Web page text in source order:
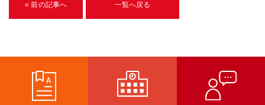
ブログ
企業向け
《3DGS》
« 前の記事へ 一覧へ戻る